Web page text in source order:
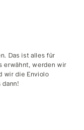
Das ist alles für
erwähnt, werden wir
wir die Enviolo